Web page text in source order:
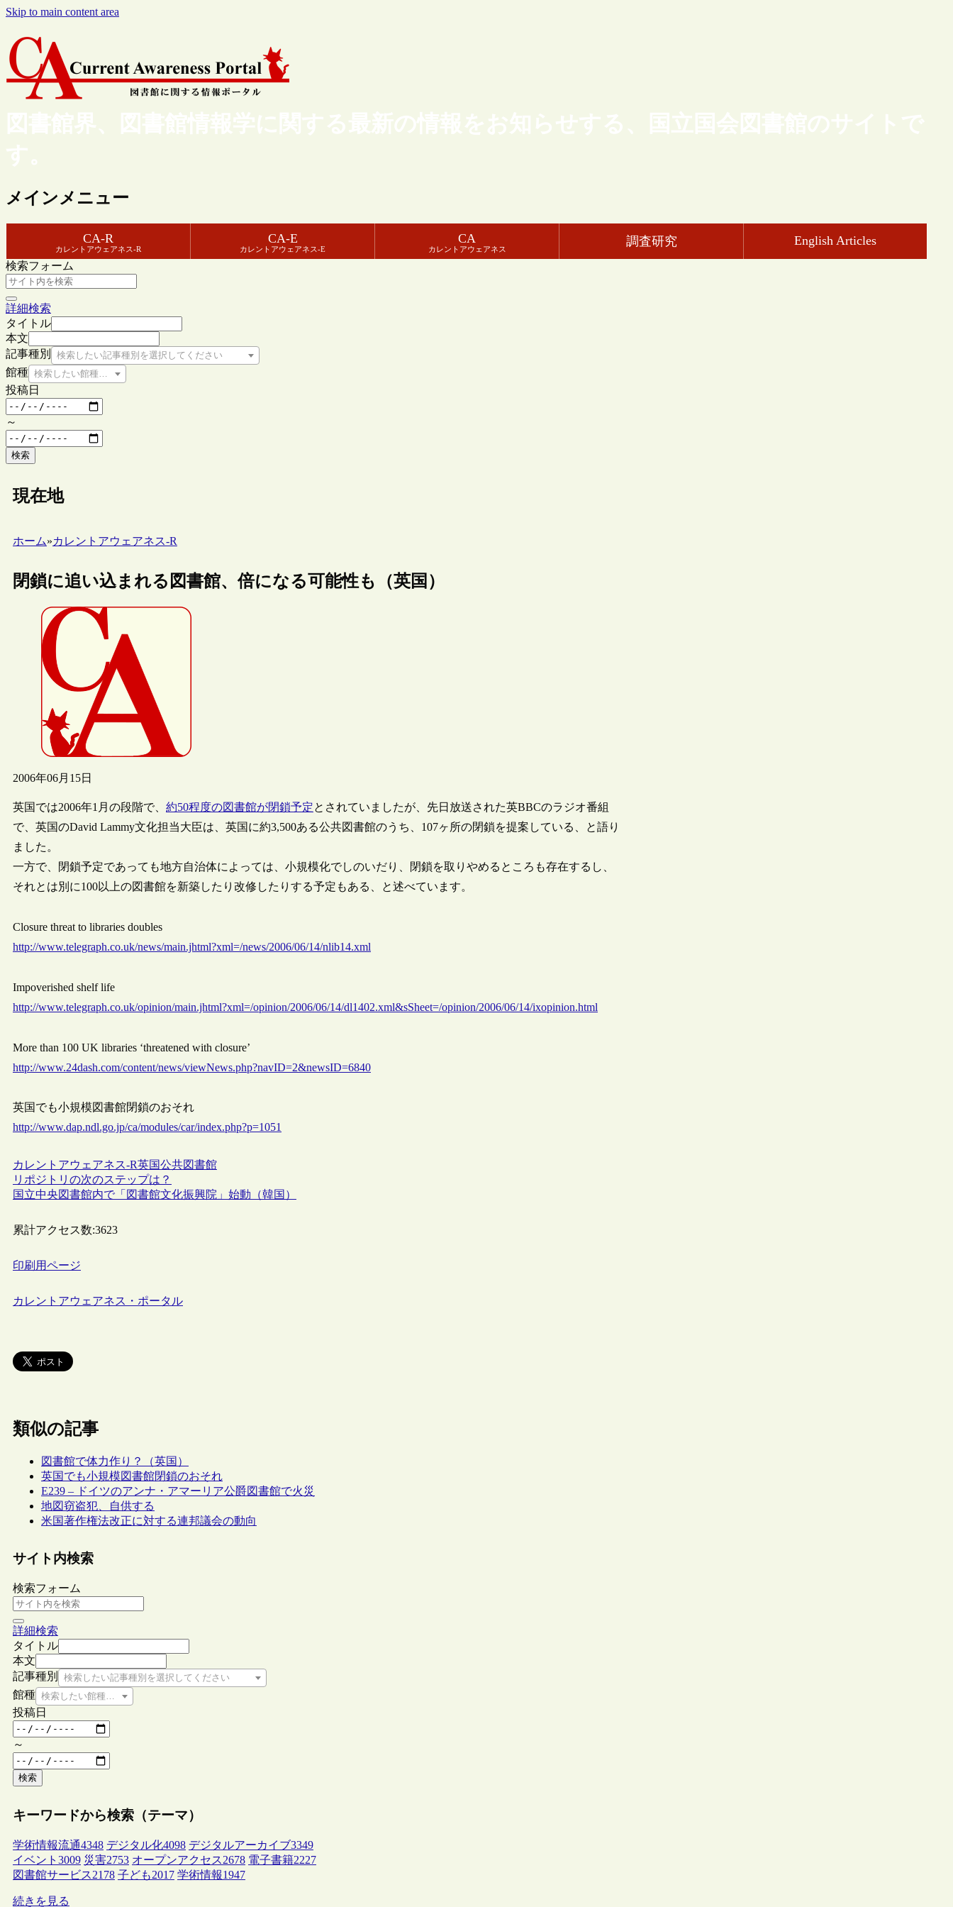
Skip to main content area
図書館界、図書館情報学に関する最新の情報をお知らせする、国立国会図書館のサイトで
す。
メインメニュー
CA-R
カレントアウェアネス-R
CA-E
カレントアウェアネス-E
CA
カレントアウェアネス
調査研究 English Articles
検索フォーム
詳細検索
タイトル
本文
記事種別
検索したい記事種別を選択してください
館種 検索したい館種を選択してください
投稿日
～
検索
現在地
ホーム»カレントアウェアネス-R
閉鎖に追い込まれる図書館、倍になる可能性も（英国）
2006年06月15日
英国では2006年1月の段階で、 約50程度の図書館が閉鎖予定とされていましたが、先日放送された英BBCのラジオ番組
で、英国のDavid Lammy文化担当大臣は、英国に約3,500ある公共図書館のうち、107ヶ所の閉鎖を提案している、と語り
ました。
一方で、閉鎖予定であっても地方自治体によっては、小規模化でしのいだり、閉鎖を取りやめるところも存在するし、
それとは別に100以上の図書館を新築したり改修したりする予定もある、と述べています。
Closure threat to libraries doubles
http://www.telegraph.co.uk/news/main.jhtml?xml=/news/2006/06/14/nlib14.xml
Impoverished shelf life
http://www.telegraph.co.uk/opinion/main.jhtml?xml=/opinion/2006/06/14/dl1402.xml&sSheet=/opinion/2006/06/14/ixopinion.html
More than 100 UK libraries ‘threatened with closure’
http://www.24dash.com/content/news/viewNews.php?navID=2&newsID=6840
英国でも小規模図書館閉鎖のおそれ
http://www.dap.ndl.go.jp/ca/modules/car/index.php?p=1051
カレントアウェアネス-R英国公共図書館
リポジトリの次のステップは？
国立中央図書館内で「図書館文化振興院」始動（韓国）
累計アクセス数:3623
印刷用ページ
カレントアウェアネス・ポータル
類似の記事
図書館で体力作り？（英国）
英国でも小規模図書館閉鎖のおそれ
E239 – ドイツのアンナ・アマーリア公爵図書館で火災
地図窃盗犯、自供する
米国著作権法改正に対する連邦議会の動向
サイト内検索
検索フォーム
詳細検索
タイトル
本文
記事種別
検索したい記事種別を選択してください
館種 検索したい館種を選択してください
投稿日
～
検索
キーワードから検索（テーマ）
学術情報流通4348 デジタル化4098 デジタルアーカイブ3349
イベント 3009 災害2753 オープンアクセス2678 電子書籍2227
図書館サービス2178 子ども2017 学術情報1947
続きを見る